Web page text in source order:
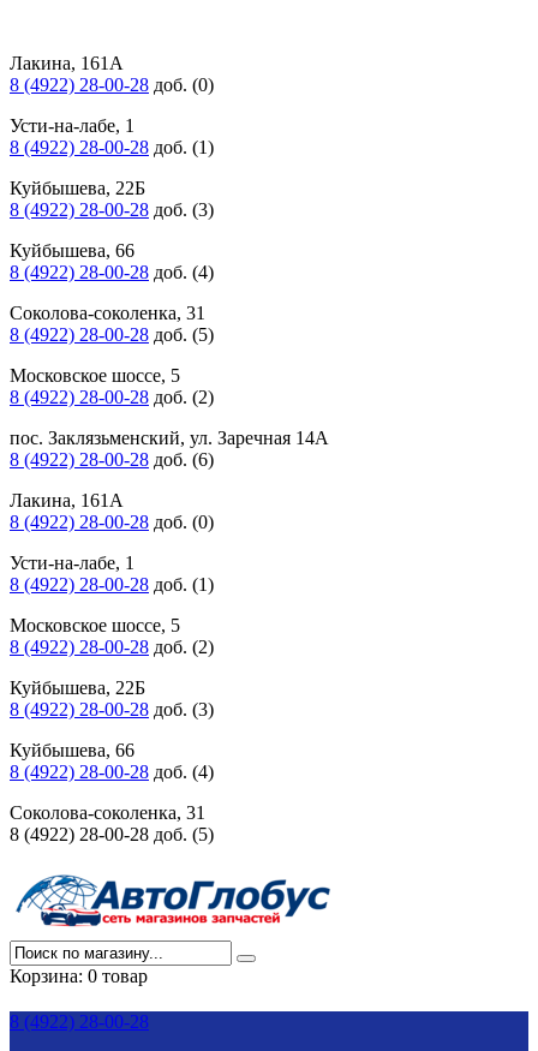
Лакина, 161А
8 (4922) 28-00-28 доб. (0)
Усти-на-лабе, 1
8 (4922) 28-00-28 доб. (1)
Куйбышева, 22Б
8 (4922) 28-00-28 доб. (3)
Куйбышева, 66
8 (4922) 28-00-28 доб. (4)
Соколова-соколенка, 31
8 (4922) 28-00-28 доб. (5)
Московское шоссе, 5
8 (4922) 28-00-28 доб. (2)
пос. Заклязьменский, ул. Заречная 14А
8 (4922) 28-00-28 доб. (6)
Лакина, 161А
8 (4922) 28-00-28 доб. (0)
Усти-на-лабе, 1
8 (4922) 28-00-28 доб. (1)
Московское шоссе, 5
8 (4922) 28-00-28 доб. (2)
Куйбышева, 22Б
8 (4922) 28-00-28 доб. (3)
Куйбышева, 66
8 (4922) 28-00-28 доб. (4)
Соколова-соколенка, 31
8 (4922) 28-00-28 доб. (5)
Корзина: 0 товар
8 (4922) 28-00-28